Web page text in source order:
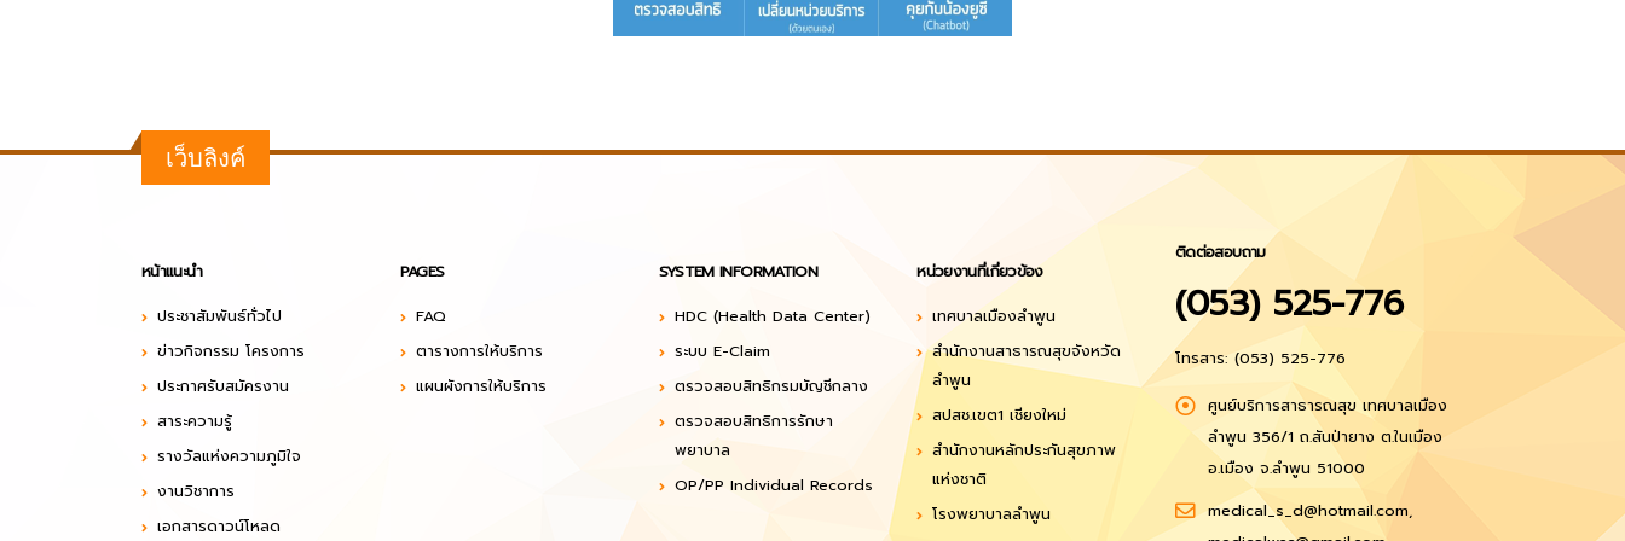
เว็บลิงค์
หน้าแนะนำ
ประชาสัมพันธ์ทั่วไป
ข่าวกิจกรรม โครงการ
ประกาศรับสมัครงาน
สาระความรู้
รางวัลแห่งความภูมิใจ
งานวิชาการ
เอกสารดาวน์โหลด
PAGES
FAQ
ตารางการให้บริการ
แผนผังการให้บริการ
SYSTEM INFORMATION
HDC (Health Data Center)
ระบบ E-Claim
ตรวจสอบสิทธิกรมบัญชีกลาง
ตรวจสอบสิทธิการรักษา
พยาบาล
OP/PP Individual Records
หน่วยงานที่เกี่ยวข้อง
เทศบาลเมืองลำพูน
สำนักงานสาธารณสุขจังหวัด
ลำพูน
สปสช.เขต1 เชียงใหม่
สำนักงานหลักประกันสุขภาพ
แห่งชาติ
โรงพยาบาลลำพูน
ติดต่อสอบถาม
(053) 525-776
โทรสาร: (053) 525-776
ศูนย์บริการสาธารณสุข เทศบาลเมือง
ลำพูน 356/1 ถ.สันป่ายาง ต.ในเมือง
อ.เมือง จ.ลำพูน 51000
medical_s_d@hotmail.com,